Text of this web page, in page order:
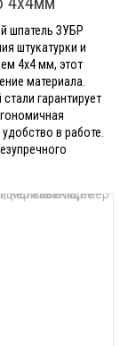
шпатель ЗУБР
штукатурки и
4х4 мм, этот
материала.
гарантирует
в работе.